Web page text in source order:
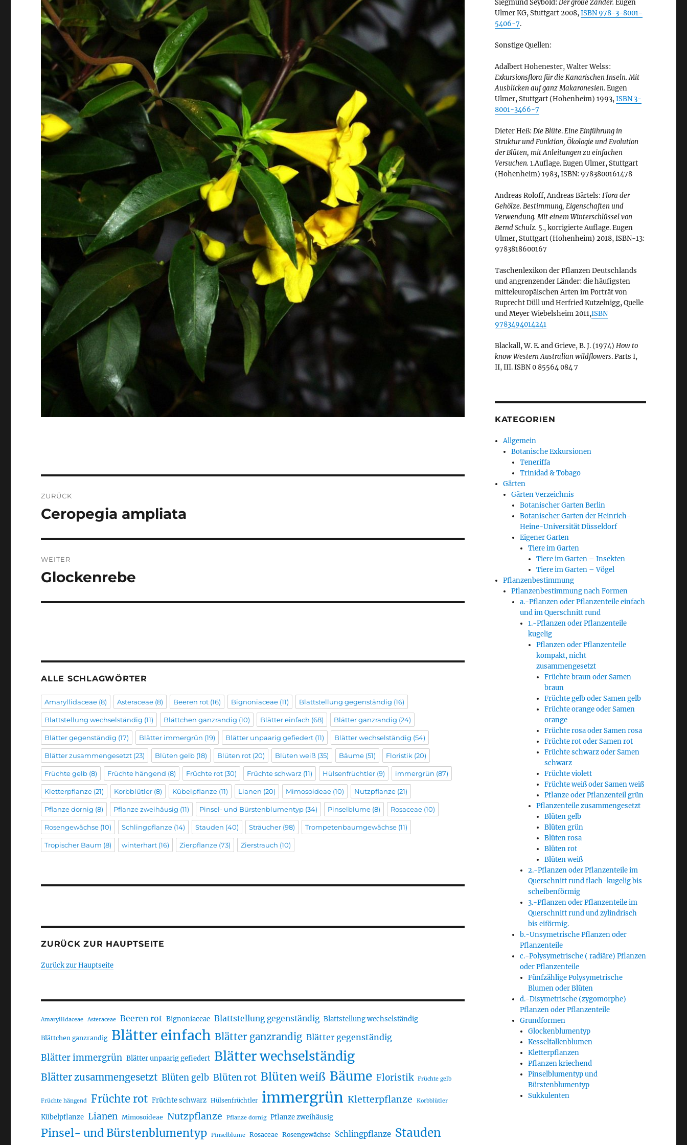
ZURÜCK
Vorheriger
Ceropegia ampliata
WEITER
Nächster
Glockenrebe
ALLE SCHLAGWÖRTER
Amaryllidaceae (8) Asteraceae (8) Beeren rot (16) Bignoniaceae (11) Blattstellung gegenständig (16)
Blattstellung wechselständig (11) Blättchen ganzrandig (10) Blätter einfach (68) Blätter ganzrandig (24)
Blätter gegenständig (17) Blätter immergrün (19) Blätter unpaarig gefiedert (11) Blätter wechselständig (54)
Blätter zusammengesetzt (23) Blüten gelb (18) Blüten rot (20) Blüten weiß (35) Bäume (51) Floristik (20)
Früchte gelb (8) Früchte hängend (8) Früchte rot (30) Früchte schwarz (11) Hülsenfrüchtler (9) immergrün (87)
Kletterpflanze (21) Korbblütler (8) Kübelpflanze (11) Lianen (20) Mimosoideae (10) Nutzpflanze (21)
Pflanze dornig (8) Pflanze zweihäusig (11) Pinsel- und Bürstenblumentyp (34) Pinselblume (8) Rosaceae (10)
Rosengewächse (10) Schlingpflanze (14) Stauden (40) Sträucher (98) Trompetenbaumgewächse (11)
Tropischer Baum (8) winterhart (16) Zierpflanze (73) Zierstrauch (10)
ZURÜCK ZUR HAUPTSEITE
Zurück zur Hauptseite
Amaryllidaceae Asteraceae Beeren rot Bignoniaceae Blattstellung gegenständig Blattstellung wechselständig
Blättchen ganzrandig Blätter einfach Blätter ganzrandig Blätter gegenständig
Blätter immergrün Blätter unpaarig gefiedert Blätter wechselständig
Blätter zusammengesetzt Blüten gelb Blüten rot Blüten weiß Bäume Floristik Früchte gelb
Früchte hängend Früchte rot Früchte schwarz Hülsenfrüchtler immergrün Kletterpflanze Korbblütler
Kübelpflanze Lianen Mimosoideae Nutzpflanze Pflanze dornig Pflanze zweihäusig
Pinsel- und Bürstenblumentyp Pinselblume Rosaceae Rosengewächse Schlingpflanze Stauden
Siegmund Seybold: Der große Zander. Eugen
Ulmer KG, Stuttgart 2008,ISBN 978-3-8001-
5406-7.
Sonstige Quellen:
Adalbert Hohenester, Walter Welss:
Exkursionsflora für die Kanarischen Inseln. Mit
Ausblicken auf ganz Makaronesien. Eugen
Ulmer, Stuttgart (Hohenheim) 1993,ISBN 3-
8001-3466-7
Dieter Heß: Die Blüte.Eine Einführung in
Struktur und Funktion, Ökologie und Evolution
der Blüten, mit Anleitungen zu einfachen
Versuchen. 1.Auflage. Eugen Ulmer, Stuttgart
(Hohenheim) 1983, ISBN: 9783800161478
Andreas Roloff, Andreas Bärtels: Flora der
Gehölze. Bestimmung, Eigenschaften und
Verwendung. Mit einem Winterschlüssel von
Bernd Schulz. 5., korrigierte Auflage. Eugen
Ulmer, Stuttgart (Hohenheim) 2018, ISBN-13:
9783818600167
Taschenlexikon der Pflanzen Deutschlands
und angrenzender Länder: die häufigsten
mitteleuropäischen Arten im Porträt von
Ruprecht Düll und Herfried Kutzelnigg, Quelle
und Meyer Wiebelsheim 2011,ISBN
9783494014241
Blackall, W. E. and Grieve, B. J. (1974) How to
know Western Australian wildflowers. Parts I,
II, III. ISBN 0 85564 084 7
KATEGORIEN
Allgemein
Botanische Exkursionen
Teneriffa
Trinidad & Tobago
Gärten
Gärten Verzeichnis
Botanischer Garten Berlin
Botanischer Garten der Heinrich-
Heine-Universität Düsseldorf
Eigener Garten
Tiere im Garten
Tiere im Garten – Insekten
Tiere im Garten – Vögel
Pflanzenbestimmung
Pflanzenbestimmung nach Formen
a.-Pflanzen oder Pflanzenteile einfach
und im Querschnitt rund
1.-Pflanzen oder Pflanzenteile
kugelig
Pflanzen oder Pflanzenteile
kompakt, nicht
zusammengesetzt
Früchte braun oder Samen
braun
Früchte gelb oder Samen gelb
Früchte orange oder Samen
orange
Früchte rosa oder Samen rosa
Früchte rot oder Samen rot
Früchte schwarz oder Samen
schwarz
Früchte violett
Früchte weiß oder Samen weiß
Pflanze oder Pflanzenteil grün
Pflanzenteile zusammengesetzt
Blüten gelb
Blüten grün
Blüten rosa
Blüten rot
Blüten weiß
2.-Pflanzen oder Pflanzenteile im
Querschnitt rund flach-kugelig bis
scheibenförmig
3.-Pflanzen oder Pflanzenteile im
Querschnitt rund und zylindrisch
bis eiförmig.
b.-Unsymetrische Pflanzen oder
Pflanzenteile
c.-Polysymetrische ( radiäre) Pflanzen
oder Pflanzenteile
Fünfzählige Polysymetrische
Blumen oder Blüten
d.-Disymetrische (zygomorphe)
Pflanzen oder Pflanzenteile
Grundformen
Glockenblumentyp
Kesselfallenblumen
Kletterpflanzen
Pflanzen kriechend
Pinselblumentyp und
Bürstenblumentyp
Sukkulenten